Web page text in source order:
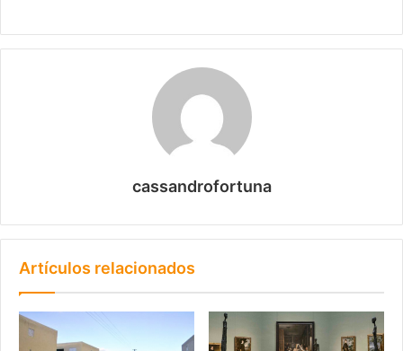
cassandrofortuna
Artículos relacionados